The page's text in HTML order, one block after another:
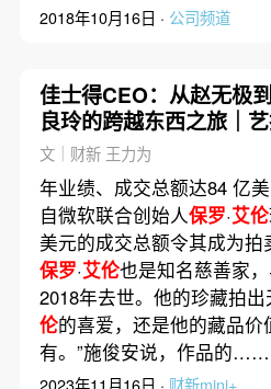
2018年10月16日 · 公司频道
佳士得CEO：从赵无极
良玲的跨越东西之旅｜
文｜财新 王力为
年业绩、成交总额达84 亿
自微软联合创始人保罗·艾伦
美元的成交总额令其成为拍
保罗·艾伦也是知名慈善家
2018年去世。他的珍藏拍
伦的喜爱，还是他的藏品价
有。”施俊安说，作品的……
2023年11月16日 · 财新mini+